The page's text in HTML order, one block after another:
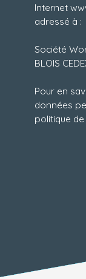
Internet
adressé à :
Société
BLOIS
Pour en
données
politique